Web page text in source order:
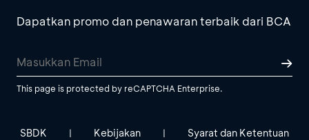
Dapatkan promo dan penawaran terbaik dari BCA
This page is protected by reCAPTCHA Enterprise.
SBDK | Kebijakan | Syarat dan Ketentuan